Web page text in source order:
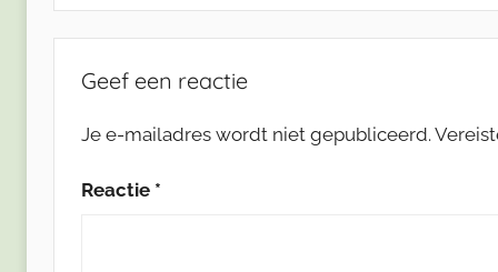
Geef een reactie
Je e-mailadres wordt niet gepubliceerd.
Reactie *